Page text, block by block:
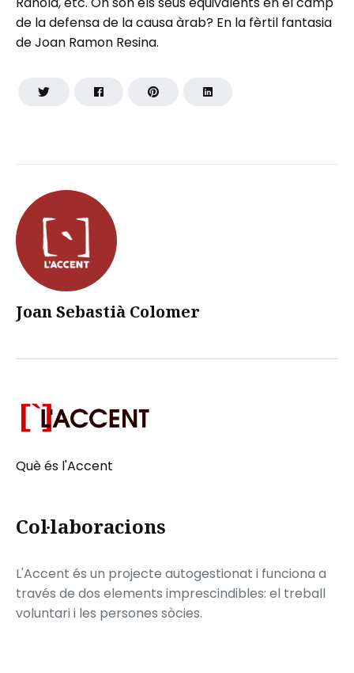
Joan Sebastià Colomer
de la defensa de la causa àrab? En la fèrtil fantasia
de Joan Ramon Resina.
Què és l'Accent
Col·laboracions
L'Accent és un projecte autogestionat i funciona a
través de dos elements imprescindibles: el treball
voluntari i les persones sòcies.